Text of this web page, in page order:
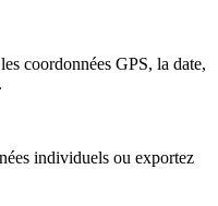
coordonnées GPS, la date,
individuels ou exportez